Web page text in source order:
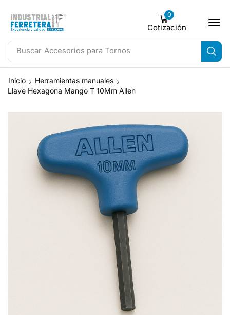
Buscar Accesorios para Tornos
0
Cotización
Inicio
Herramientas manuales
Llave Hexagona Mango T 10Mm Allen